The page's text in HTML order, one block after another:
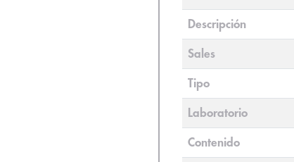
Descripción
Sales
Tipo
Laboratorio
Contenido